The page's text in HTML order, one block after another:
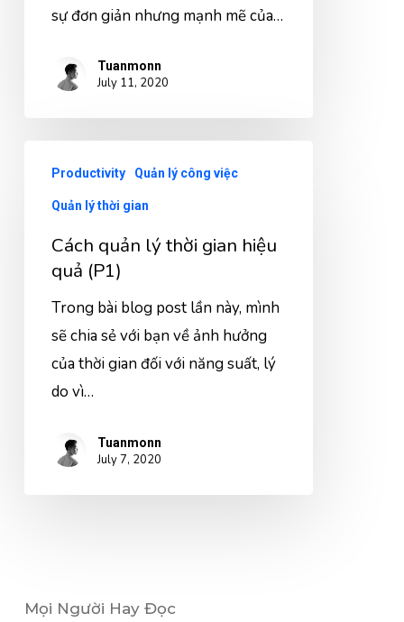
sự đơn giản nhưng mạnh mẽ của…
Tuanmonn
July 11, 2020
Productivity Quản lý công việc
Quản lý thời gian
Cách quản lý thời gian hiệu
quả (P1)
Trong bài blog post lần này, mình
sẽ chia sẻ với bạn về ảnh hưởng
của thời gian đối với năng suất, lý
do vì…
Tuanmonn
July 7, 2020
Mọi Người Hay Đọc